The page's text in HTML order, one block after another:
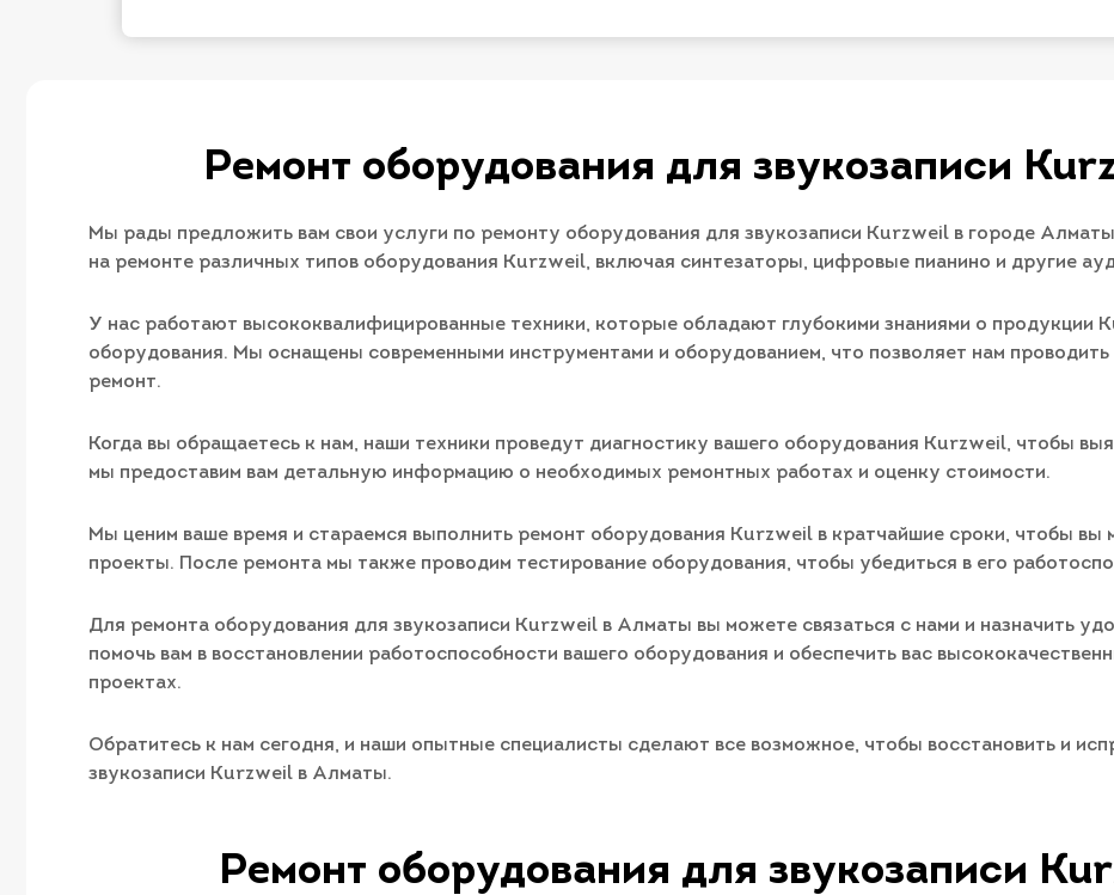
Ремонт оборудования для звукозаписи
Мы рады предложить вам свои услуги по ремонту оборудования для звукозаписи Kurzweil в городе
на ремонте различных типов оборудования Kurzweil, включая синтезаторы, цифровые пианино и другие
У нас работают высококвалифицированные техники, которые обладают глубокими знаниями о продукции
оборудования. Мы оснащены современными инструментами и оборудованием, что позволяет нам
ремонт.
Когда вы обращаетесь к нам, наши техники проведут диагностику вашего оборудования Kurzweil, чтобы
мы предоставим вам детальную информацию о необходимых ремонтных работах и оценку стоимости.
Мы ценим ваше время и стараемся выполнить ремонт оборудования Kurzweil в кратчайшие сроки, чтобы вы
проекты. После ремонта мы также проводим тестирование оборудования, чтобы убедиться в его
Для ремонта оборудования для звукозаписи Kurzweil в Алматы вы можете связаться с нами и назначить
помочь вам в восстановлении работоспособности вашего оборудования и обеспечить вас
проектах.
Обратитесь к нам сегодня, и наши опытные специалисты сделают все возможное, чтобы восстановить и
звукозаписи Kurzweil в Алматы.
Ремонт оборудования для звукозаписи